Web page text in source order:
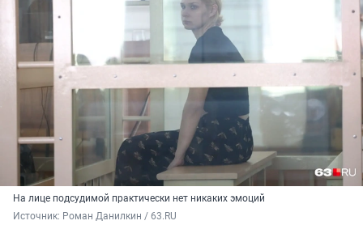
На лице подсудимой практически нет никаких эмоций
Источник: Роман Данилкин / 63.RU